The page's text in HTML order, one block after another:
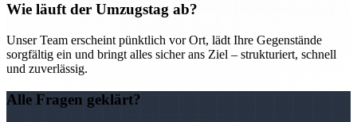
Wie läuft der Umzugstag ab?
Unser Team erscheint pünktlich vor Ort, lädt Ihre Gegenstände
sorgfältig ein und bringt alles sicher ans Ziel – strukturiert, schnell
und zuverlässig.
Alle Fragen geklärt?